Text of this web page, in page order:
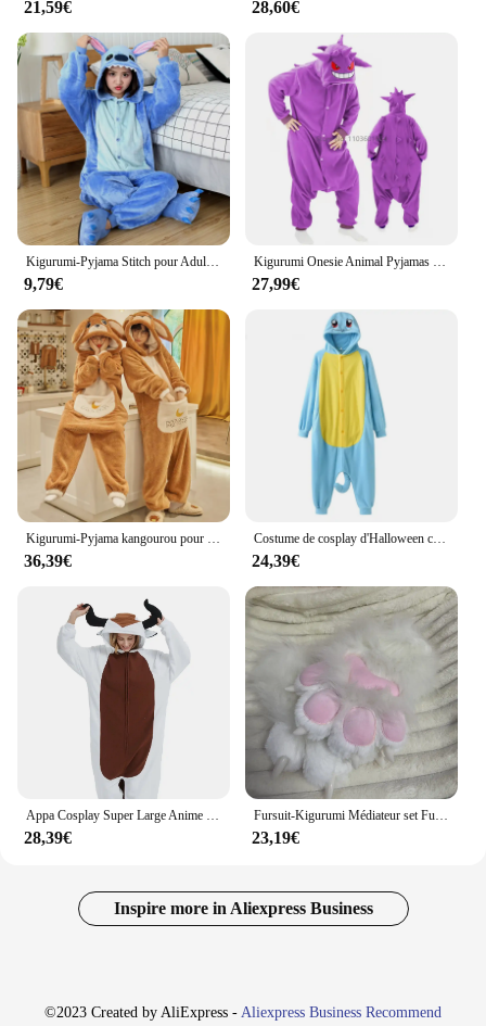
21,59€ 28,60€
Kigurumi-Pyjama Stitch pour Adultes, Onesies de Dessin Animé pour Femmes et Hommes, Pyjamas Animaux, Homewear, Costumes de ixCosplay de Noël et d'Halloween
9,79€
Kigurumi Onesie Animal Pyjamas pour Adultes, Mew Eev Pyjamas, Homewear, Halloween Cosplay Party Costume, Femmes, Hommes, Rose
27,99€
Kigurumi-Pyjama kangourou pour couple, vêtements de nuit chauds pour femmes et hommes, combinaisons épaisses, grenouillère de dessin animé mignon, vêtements de détente, hiver
36,39€
Costume de cosplay d'Halloween complet pour femmes, Onesies, Dracaufeu, Pyjama, Gengar, Kigurumi, Umbreon, Piplup, Adultes
24,39€
28,39€ 23,19€
Inspire more in Aliexpress Business
©2023 Created by AliExpress - Aliexpress Business Recommend